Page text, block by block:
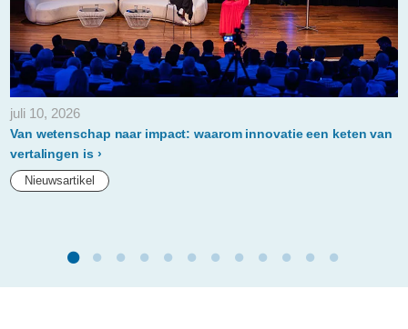
juli 10, 2026
Van wetenschap naar impact: waarom innovatie een keten van
vertalingen is
Nieuwsartikel